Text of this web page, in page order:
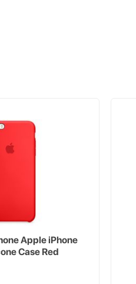
Apple iPhone
Case Red